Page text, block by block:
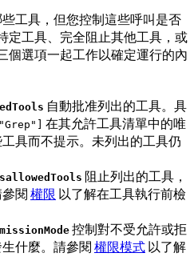
工具，但您控制這些呼叫是否
定工具、完全阻止其他工具，或
個選項一起工作以確定運行的內
自動批准列出的工具。具
在其允許工具清單中的唯
具而不提示。未列出的工具仍
阻止列出的工具，
閱 權限 以了解在工具執行前檢
控制對不受允許或拒
什麼。請參閱 權限模式 以了解